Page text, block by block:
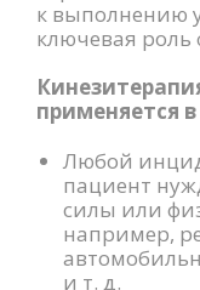
к выполнению
ключевая роль
применяется
Любой
пациент
силы или
например,
и т. д.